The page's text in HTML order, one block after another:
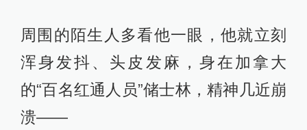
周围的陌生人多看他一眼，他就立刻
浑身发抖、头皮发麻，身在加拿大
的“百名红通人员”储士林，精神几近崩
溃——